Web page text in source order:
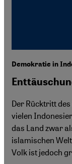
Demokratie in
Der Rücktritt
vielen
das Land zwar
islamischen
Volk ist jedoch